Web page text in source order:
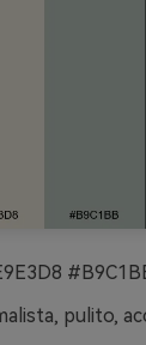
pulito,